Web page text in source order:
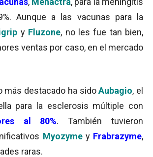
Aunque a las vacunas para la
y Fluzone, no les fue tan bien,
ventas por caso, en el mercado
más destacado ha sidoAubagio, el
para la esclerosis múltiple con
al 80%. También tuvieron
Myozyme y Frabrazyme,
raras.